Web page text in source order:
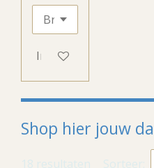
In winkelwagen
Shop hier jouw